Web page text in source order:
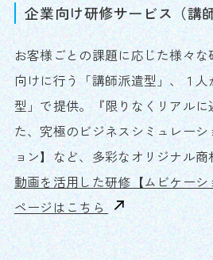
企業向け研修サービス（講
お客様ごとの課題に応じた様々
向けに行う「講師派遣型」、１
型」で提供。『限りなくリアル
た、究極のビジネスシミュレー
ョン】など、多彩なオリジナル
動画を活用した研修【ムビケー
ページはこちら